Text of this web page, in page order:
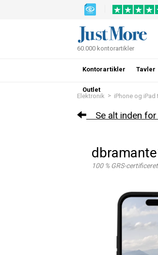
Elektronik > iPhone og iPad
Se alt inden for
100 % GRS-
60.000 kontorartikler
Kontorartikler Tavler
Outlet